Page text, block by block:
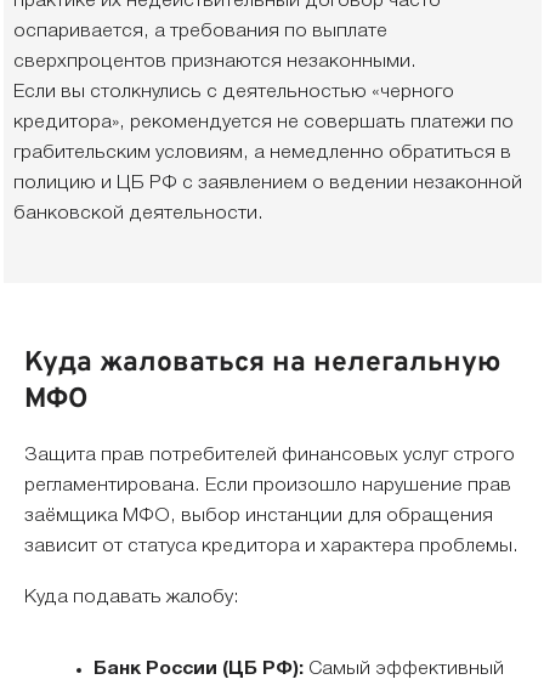
оспаривается, а требования по выплате
сверхпроцентов признаются незаконными.
Если вы столкнулись с деятельностью «черного
кредитора», рекомендуется не совершать платежи по
грабительским условиям, а немедленно обратиться в
полицию и ЦБ РФ с заявлением о ведении незаконной
банковской деятельности.
Куда жаловаться на нелегальную
МФО
Защита прав потребителей финансовых услуг строго
регламентирована. Если произошло нарушение прав
заёмщика МФО, выбор инстанции для обращения
зависит от статуса кредитора и характера проблемы.
Куда подавать жалобу:
Банк России (ЦБ РФ):Самый эффективный